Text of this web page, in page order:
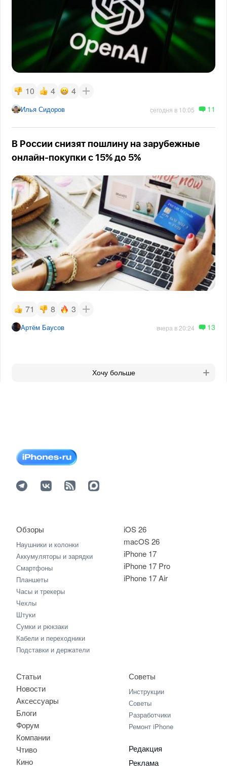
10 4 4
Илья Сидоров сегодня в 10:05 11
В России снизят пошлину на зарубежные
онлайн-покупки с 15% до 5%
71 8 3
Артём Баусов вчера в 20:24 13
Хочу больше
iOS 26
macOS 26
iPhone 17
iPhone 17 Pro
iPhone 17 Air
Обзоры
Наушники и колонки
Аккумуляторы и зарядки
Смартфоны
Планшеты
Часы и трекеры
Чехлы
Штуки
Сумки и рюкзаки
Кабели и переходники
Подставки и держатели
Статьи
Новости
Аксессуары
Блоги
Форум
Компании
Чтиво
Кино
Советы
Инструкции
Советы
Разработчики
Ремонт iPhone
Редакция
Реклама